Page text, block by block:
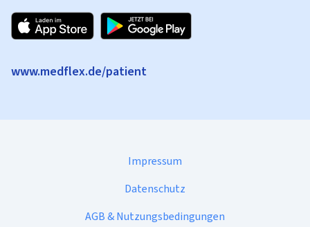
www.medflex.de/patient
Impressum
Datenschutz
AGB & Nutzungsbedingungen